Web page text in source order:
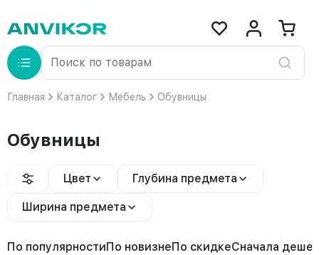
Главная Каталог Мебель Обувницы
Обувницы
Цвет Глубина предмета
Ширина предмета
По популярностиПо новизнеПо скидкеСначала